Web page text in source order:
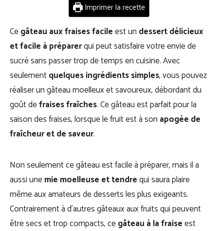
Imprimer la recette
Cegâteau aux fraises facileest un dessert délicieux
et facile à préparerqui peut satisfaire votre envie de
sucré sans passer trop de temps en cuisine. Avec
seulementquelques ingrédients simples, vous pouvez
réaliser un gâteau moelleux et savoureux, débordant du
goût defraises fraîches. Ce gâteau est parfait pour la
saison des fraises, lorsque le fruit est à son apogée de
fraîcheur et de saveur.
Non seulement ce gâteau est facile à préparer, mais il a
aussi unemie moelleuse et tendrequi saura plaire
même aux amateurs de desserts les plus exigeants.
Contrairement à d’autres gâteaux aux fruits qui peuvent
être secs et trop compacts, cegâteau à la fraiseest